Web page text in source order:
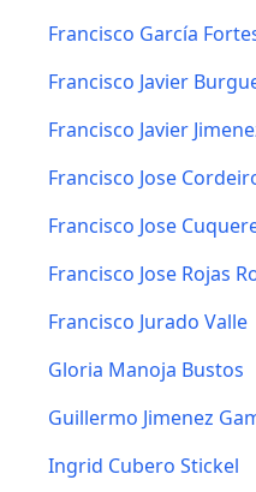
Francisco García
Francisco Javier
Francisco Javier
Francisco Jose
Francisco Jose
Francisco Jose Rojas
Francisco Jurado Valle
Gloria Manoja Bustos
Guillermo Jimenez
Ingrid Cubero Stickel